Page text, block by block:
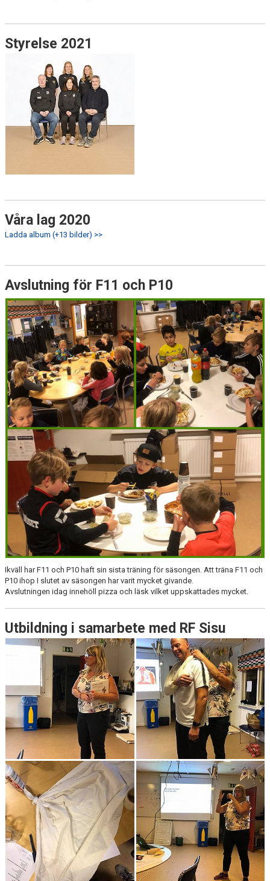
Styrelse 2021
Våra lag 2020
Ladda album (+13 bilder) >>
Avslutning för F11 och P10
Ikväll har F11 och P10 haft sin sista träning för säsongen. Att träna F11 och
P10 ihop I slutet av säsongen har varit mycket givande.
Avslutningen idag innehöll pizza och läsk vilket uppskattades mycket.
Utbildning i samarbete med RF Sisu